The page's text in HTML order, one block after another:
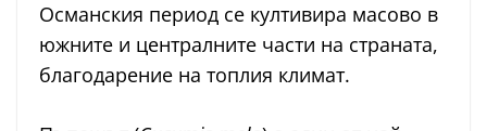
Османския период се култивира масово в
южните и централните части на страната,
благодарение на топлия климат.